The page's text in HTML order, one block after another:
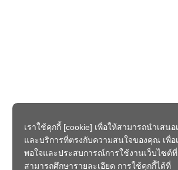
เราใช้คุกกี้ [cookie] เพื่อให้สามารถนำเสน
และบริการที่ตรงกับความสนใจของคุณ เพื่อ
พอใจและประสบการณ์การใช้งานเว็บไซต์
สามารถศึกษารายละเอียด การใช้คุกกี้ได้ที่